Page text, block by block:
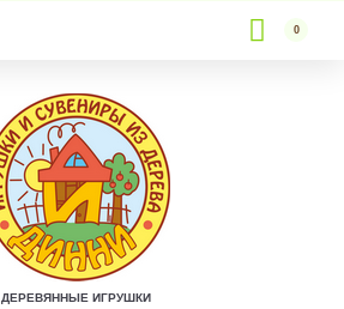
to
content
0
ДЕРЕВЯННЫЕ ИГРУШКИ